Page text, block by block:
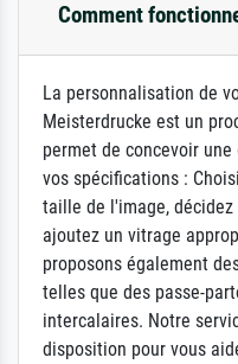
Comment
La personnalisation de
Meisterdrucke est un
permet de concevoir
vos spécifications :
taille de l'image,
ajoutez un vitrage
proposons également
telles que des passe-
intercalaires. Notre
disposition pour vous